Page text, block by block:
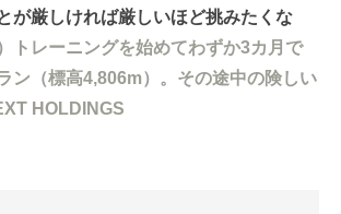
が厳しければ厳しいほど挑みたくな
トレーニングを始めてわずか3カ月で
ン（標高4,806m）。その途中の険しい
HOLDINGS